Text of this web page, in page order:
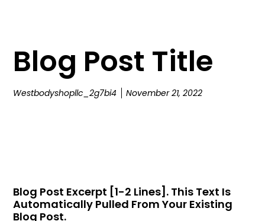
Blog Post Title
Westbodyshopllc_2g7bi4 November 21, 2022
Blog Post Excerpt [1-2 Lines]. This Text Is
Automatically Pulled From Your Existing
Blog Post.